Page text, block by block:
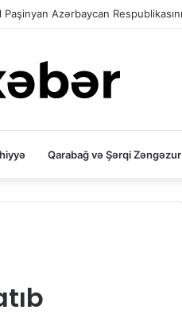
Qarabağ və Şərqi Zəngəzur